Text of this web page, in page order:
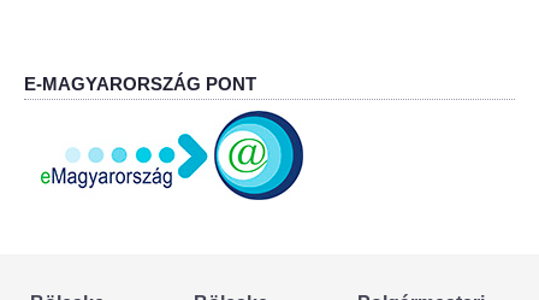
Választási szervek
Választási ügyintézés
Választópolgároknak
E-MAGYARORSZÁG PONT